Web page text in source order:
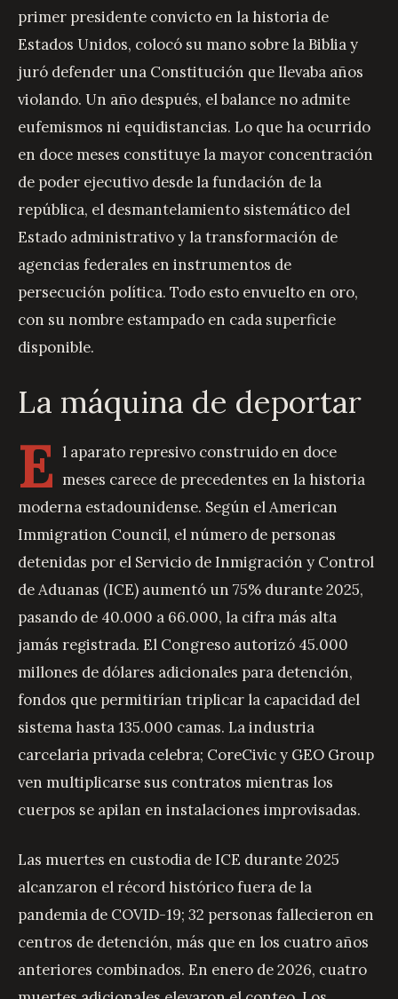
primer presidente convicto en la historia de
Estados Unidos, colocó su mano sobre la Biblia y
juró defender una Constitución que llevaba años
violando. Un año después, el balance no admite
eufemismos ni equidistancias. Lo que ha ocurrido
en doce meses constituye la mayor concentración
de poder ejecutivo desde la fundación de la
república, el desmantelamiento sistemático del
Estado administrativo y la transformación de
agencias federales en instrumentos de
persecución política. Todo esto envuelto en oro,
con su nombre estampado en cada superficie
disponible.
La máquina de deportar
E l aparato represivo construido en doce
meses carece de precedentes en la historia
moderna estadounidense. Según el American
Immigration Council, el número de personas
detenidas por el Servicio de Inmigración y Control
de Aduanas (ICE) aumentó un 75% durante 2025,
pasando de 40.000 a 66.000, la cifra más alta
jamás registrada. El Congreso autorizó 45.000
millones de dólares adicionales para detención,
fondos que permitirían triplicar la capacidad del
sistema hasta 135.000 camas. La industria
carcelaria privada celebra; CoreCivic y GEO Group
ven multiplicarse sus contratos mientras los
cuerpos se apilan en instalaciones improvisadas.
Las muertes en custodia de ICE durante 2025
alcanzaron el récord histórico fuera de la
pandemia de COVID-19; 32 personas fallecieron en
centros de detención, más que en los cuatro años
anteriores combinados. En enero de 2026, cuatro